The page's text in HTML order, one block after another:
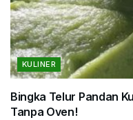
KULINER
Bingka Telur Pandan
Tanpa Oven!